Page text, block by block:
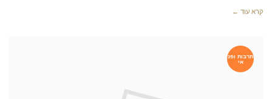
קרא עוד ←
תרבות ופנ
אי